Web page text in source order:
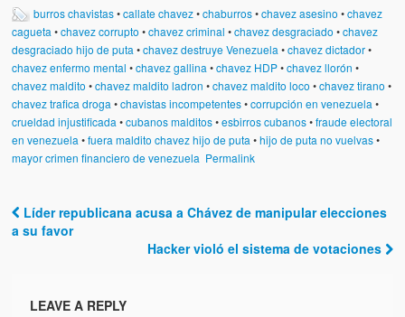
¡¡¡Miserable traidor, mira a tu pueblo!!! (Despicable traitor, look
your country!!!)
Fotos
Versos
Cuentos
Chistes
burros chavistas•callate chavez•chaburros•chavez asesino •chavez
cagueta •chavez corrupto •chavez criminal •chavez desgraciado •chavez
desgraciado hijo de puta •chavez destruye Venezuela •chavez dictador•
chavez enfermo mental •chavez gallina •chavez HDP•chavez llorón •
chavez maldito •chavez maldito ladron •chavez maldito loco •chavez tirano •
chavez trafica droga •chavistas incompetentes•corrupción en venezuela •
crueldad injustificada •cubanos malditos•esbirros cubanos•fraude electoral
en venezuela •fuera maldito chavez hijo de puta •hijo de puta no vuelvas•
mayor crimen financiero de venezuela Permalink
Post navigation
Líder republicana acusa a Chávez de manipular elecciones
a su favor
Hacker violó el sistema de votaciones
LEAVE A REPLY